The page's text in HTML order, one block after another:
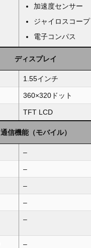
加速度センサー
ジャイロスコープ
電子コンパス
ディスプレイ
1.55インチ
360×320ドット
TFT LCD
通信機能（モバイル）
–
–
–
–
–
–